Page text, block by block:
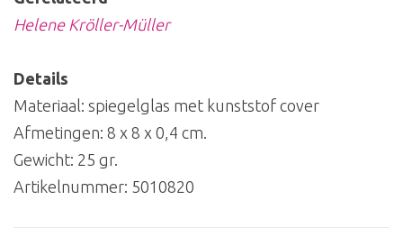
Helene Kröller-Müller
Details
Materiaal: spiegelglas met kunststof cover
Afmetingen: 8 x 8 x 0,4 cm.
Gewicht: 25 gr.
Artikelnummer: 5010820